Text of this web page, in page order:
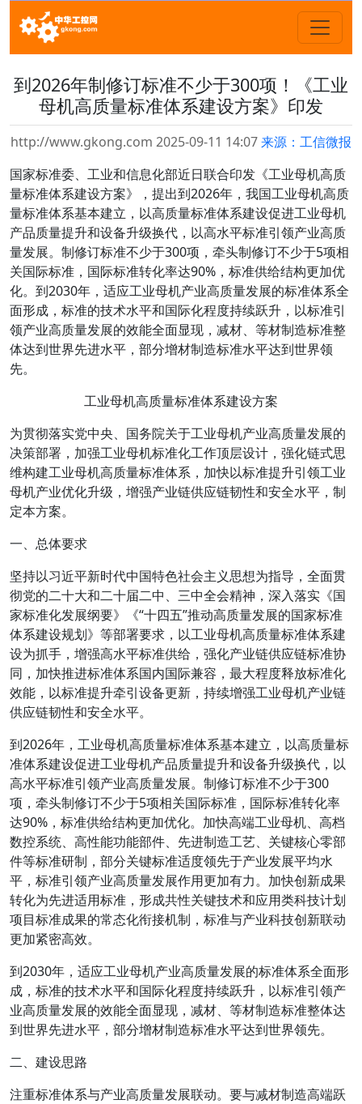
到2026年制修订标准不少于300项！《工业
母机高质量标准体系建设方案》印发
http://www.gkong.com 2025-09-11 14:07来源：工信微报
国家标准委、工业和信息化部近日联合印发《工业母机高质
量标准体系建设方案》，提出到2026年，我国工业母机高质
量标准体系基本建立，以高质量标准体系建设促进工业母机
产品质量提升和设备升级换代，以高水平标准引领产业高质
量发展。制修订标准不少于300项，牵头制修订不少于5项相
关国际标准，国际标准转化率达90%，标准供给结构更加优
化。到2030年，适应工业母机产业高质量发展的标准体系全
面形成，标准的技术水平和国际化程度持续跃升，以标准引
领产业高质量发展的效能全面显现，减材、等材制造标准整
体达到世界先进水平，部分增材制造标准水平达到世界领
先。
工业母机高质量标准体系建设方案
为贯彻落实党中央、国务院关于工业母机产业高质量发展的
决策部署，加强工业母机标准化工作顶层设计，强化链式思
维构建工业母机高质量标准体系，加快以标准提升引领工业
母机产业优化升级，增强产业链供应链韧性和安全水平，制
定本方案。
一、总体要求
坚持以习近平新时代中国特色社会主义思想为指导，全面贯
彻党的二十大和二十届二中、三中全会精神，深入落实《国
家标准化发展纲要》《“十四五”推动高质量发展的国家标准
体系建设规划》等部署要求，以工业母机高质量标准体系建
设为抓手，增强高水平标准供给，强化产业链供应链标准协
同，加快推进标准体系国内国际兼容，最大程度释放标准化
效能，以标准提升牵引设备更新，持续增强工业母机产业链
供应链韧性和安全水平。
到2026年，工业母机高质量标准体系基本建立，以高质量标
准体系建设促进工业母机产品质量提升和设备升级换代，以
高水平标准引领产业高质量发展。制修订标准不少于300
项，牵头制修订不少于5项相关国际标准，国际标准转化率
达90%，标准供给结构更加优化。加快高端工业母机、高档
数控系统、高性能功能部件、先进制造工艺、关键核心零部
件等标准研制，部分关键标准适度领先于产业发展平均水
平，标准引领产业高质量发展作用更加有力。加快创新成果
转化为先进适用标准，形成共性关键技术和应用类科技计划
项目标准成果的常态化衔接机制，标准与产业科技创新联动
更加紧密高效。
到2030年，适应工业母机产业高质量发展的标准体系全面形
成，标准的技术水平和国际化程度持续跃升，以标准引领产
业高质量发展的效能全面显现，减材、等材制造标准整体达
到世界先进水平，部分增材制造标准水平达到世界领先。
二、建设思路
注重标准体系与产业高质量发展联动。要与减材制造高端跃